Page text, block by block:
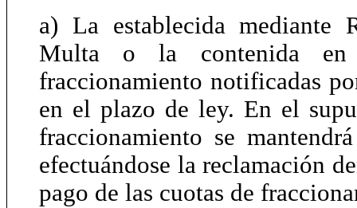
a) La establecida mediante
Multa o la contenida
fraccionamiento notificadas
en el plazo de ley. En el
fraccionamiento se
efectuándose la reclamación
pago de las cuotas de